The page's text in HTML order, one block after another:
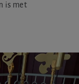
is met